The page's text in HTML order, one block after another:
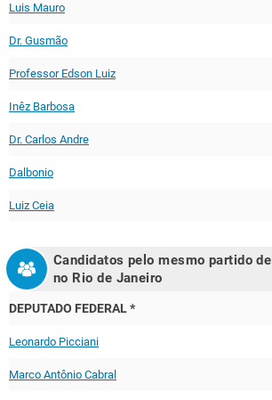
Luis Mauro
Dr. Gusmão
Professor Edson Luiz
Inêz Barbosa
Dr. Carlos Andre
Dalbonio
Luiz Ceia
Candidatos pelo mesmo partido de
no Rio de Janeiro
DEPUTADO FEDERAL *
Leonardo Picciani
Marco Antônio Cabral